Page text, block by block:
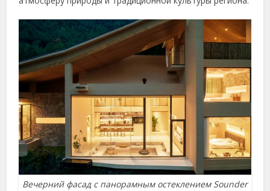
Вечерний фасад с панорамным остеклением Sounder